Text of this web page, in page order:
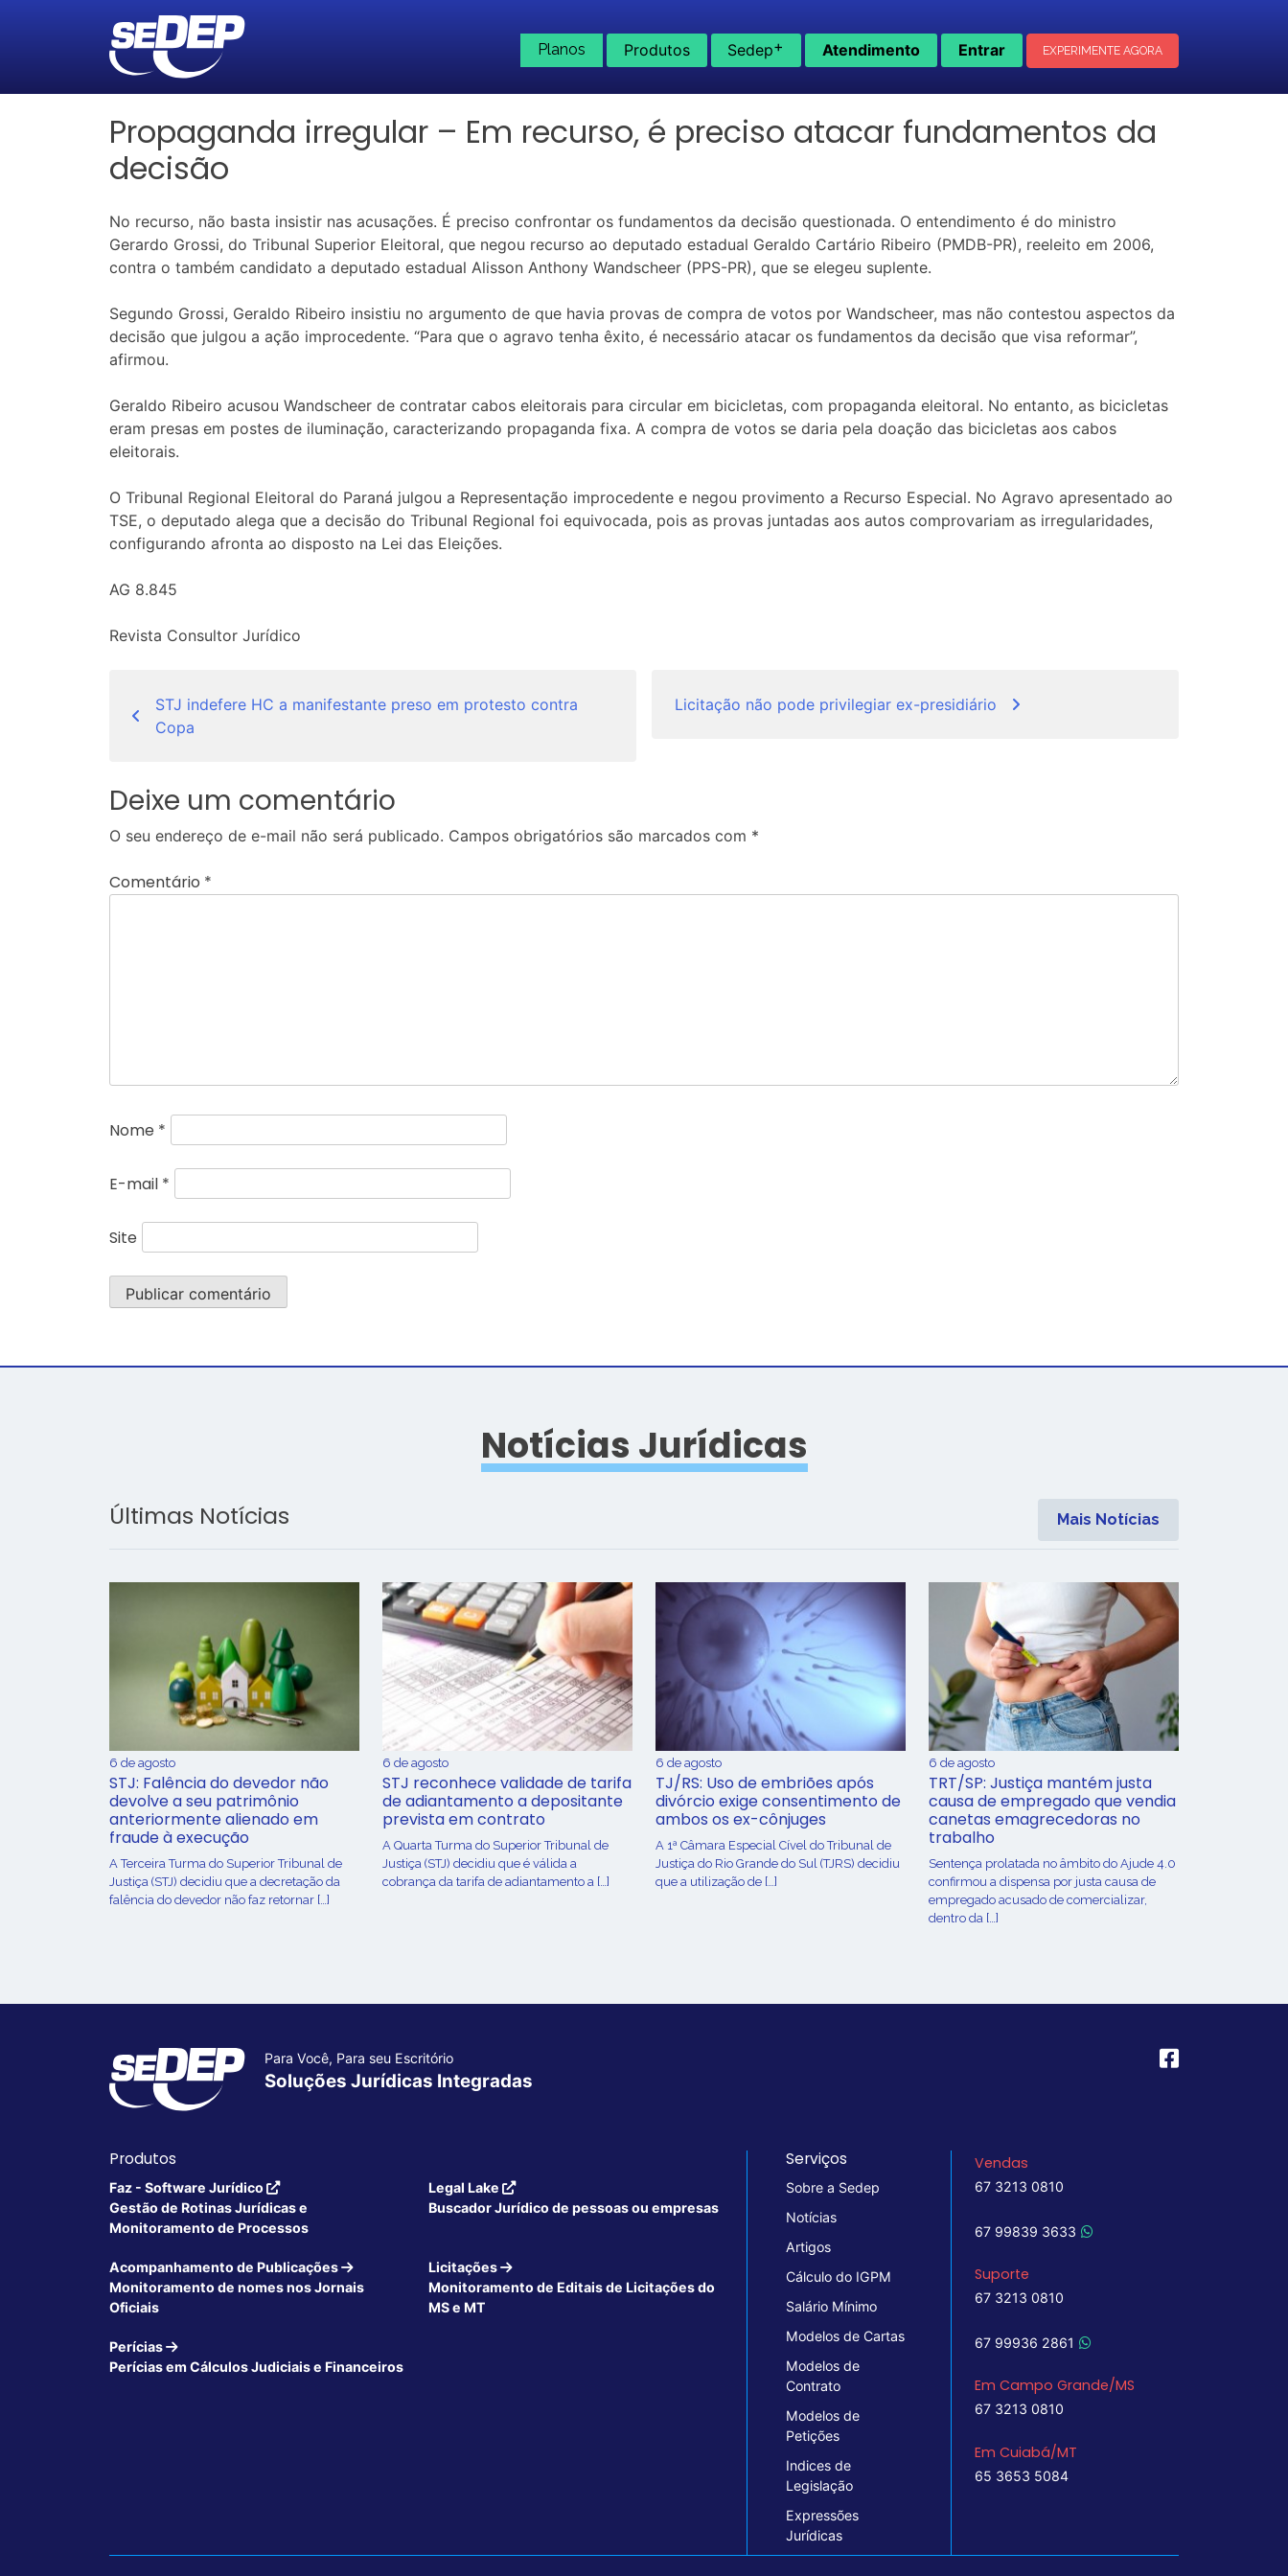
Planos Produtos Sedep+ Atendimento Entrar EXPERIMENTE AGORA
Propaganda irregular – Em recurso, é preciso atacar fundamentos da
decisão
No recurso, não basta insistir nas acusações. É preciso confrontar os fundamentos da decisão questionada. O entendimento é do ministro
Gerardo Grossi, do Tribunal Superior Eleitoral, que negou recurso ao deputado estadual Geraldo Cartário Ribeiro (PMDB-PR), reeleito em 2006,
contra o também candidato a deputado estadual Alisson Anthony Wandscheer (PPS-PR), que se elegeu suplente.
Segundo Grossi, Geraldo Ribeiro insistiu no argumento de que havia provas de compra de votos por Wandscheer, mas não contestou aspectos da
decisão que julgou a ação improcedente. “Para que o agravo tenha êxito, é necessário atacar os fundamentos da decisão que visa reformar”,
afirmou.
Geraldo Ribeiro acusou Wandscheer de contratar cabos eleitorais para circular em bicicletas, com propaganda eleitoral. No entanto, as bicicletas
eram presas em postes de iluminação, caracterizando propaganda fixa. A compra de votos se daria pela doação das bicicletas aos cabos
eleitorais.
O Tribunal Regional Eleitoral do Paraná julgou a Representação improcedente e negou provimento a Recurso Especial. No Agravo apresentado ao
TSE, o deputado alega que a decisão do Tribunal Regional foi equivocada, pois as provas juntadas aos autos comprovariam as irregularidades,
configurando afronta ao disposto na Lei das Eleições.
AG 8.845
Revista Consultor Jurídico
Navegação
de
STJ indefere HC a manifestante preso em protesto contra
Copa
Licitação não pode privilegiar ex-presidiário
Deixe um comentário
O seu endereço de e-mail não será publicado. Campos obrigatórios são marcados com *
Comentário *
Nome *
E-mail *
Site
Notícias Jurídicas
Últimas Notícias Mais Notícias
6 de agosto
STJ: Falência do devedor não
devolve a seu patrimônio
anteriormente alienado em
fraude à execução
A Terceira Turma do Superior Tribunal de
Justiça (STJ) decidiu que a decretação da
falência do devedor não faz retornar […]
6 de agosto
STJ reconhece validade de tarifa
de adiantamento a depositante
prevista em contrato
A Quarta Turma do Superior Tribunal de
Justiça (STJ) decidiu que é válida a
cobrança da tarifa de adiantamento a […]
6 de agosto
TJ/RS: Uso de embriões após
divórcio exige consentimento de
ambos os ex-cônjuges
A 1ª Câmara Especial Cível do Tribunal de
Justiça do Rio Grande do Sul (TJRS) decidiu
que a utilização de […]
6 de agosto
TRT/SP: Justiça mantém justa
causa de empregado que vendia
canetas emagrecedoras no
trabalho
Sentença prolatada no âmbito do Ajude 4.0
confirmou a dispensa por justa causa de
empregado acusado de comercializar,
dentro da […]
Para Você, Para seu Escritório
Soluções Jurídicas Integradas
Produtos
Faz - Software Jurídico
Gestão de Rotinas Jurídicas e
Monitoramento de Processos
Legal Lake
Buscador Jurídico de pessoas ou empresas
Acompanhamento de Publicações
Monitoramento de nomes nos Jornais
Oficiais
Licitações
Monitoramento de Editais de Licitações do
MS e MT
Perícias
Perícias em Cálculos Judiciais e Financeiros
Serviços
Sobre a Sedep
Notícias
Artigos
Cálculo do IGPM
Salário Mínimo
Modelos de Cartas
Modelos de
Contrato
Modelos de
Petições
Indices de
Legislação
Expressões
Jurídicas
Vendas
67 3213 0810
67 99839 3633
Suporte
67 3213 0810
67 99936 2861
Em Campo Grande/MS
67 3213 0810
Em Cuiabá/MT
65 3653 5084